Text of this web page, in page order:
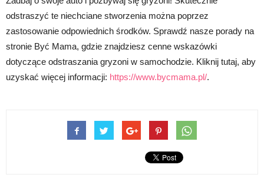
odstraszyć te niechciane stworzenia można poprzez
zastosowanie odpowiednich środków. Sprawdź nasze porady na
stronie Być Mama, gdzie znajdziesz cenne wskazówki
dotyczące odstraszania gryzoni w samochodzie. Kliknij tutaj, aby
uzyskać więcej informacji: https://www.bycmama.pl/.